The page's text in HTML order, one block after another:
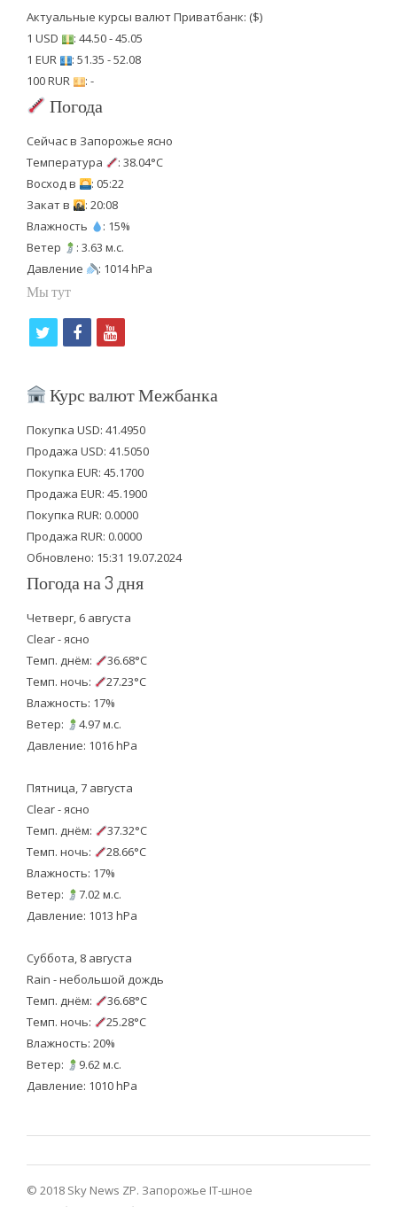
Актуальные курсы валют Приватбанк: ($)
1 USD
: 44.50 - 45.05
1 EUR
: 51.35 - 52.08
100 RUR
: -
Погода
Сейчас в Запорожье ясно
Температура
: 38.04°C
Восход в
: 05:22
Закат в
: 20:08
Влажность
: 15%
Ветер
: 3.63 м.с.
Давление
: 1014 hPa
Мы тут
i
t
e
r
f
c
b
o
o
k
y
u
u
b
e
Курс валют Межбанка
Покупка USD: 41.4950
Продажа USD: 41.5050
Покупка EUR: 45.1700
Продажа EUR: 45.1900
Покупка RUR: 0.0000
Продажа RUR: 0.0000
Обновлено: 15:31 19.07.2024
Погода на 3 дня
Четверг, 6 августа
Clear - ясно
Темп. днём:
36.68°C
Темп. ночь:
27.23°C
Влажность: 17%
Ветер:
4.97 м.с.
Давление: 1016 hPa
Пятница, 7 августа
Clear - ясно
Темп. днём:
37.32°C
Темп. ночь:
28.66°C
Влажность: 17%
Ветер:
7.02 м.с.
Давление: 1013 hPa
Суббота, 8 августа
Rain - небольшой дождь
Темп. днём:
36.68°C
Темп. ночь:
25.28°C
Влажность: 20%
Ветер:
9.62 м.с.
Давление: 1010 hPa
© 2018 Sky News ZP. Запорожье IT-шное